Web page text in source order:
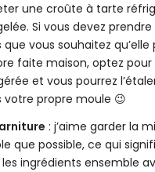
une croûte à tarte
Si vous devez
que vous souhaitez qu’elle
faite maison, optez
et vous pourrez
votre propre moule 😉
: j’aime garder la
que possible, ce qui
ingrédients ensemble